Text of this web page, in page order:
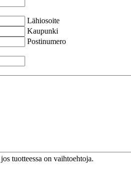
Lähiosoite
Kaupunki
Postinumero
tuotteessa on vaihtoehtoja.